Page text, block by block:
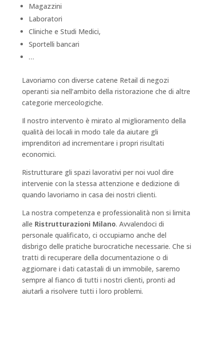
Magazzini
Laboratori
Cliniche e Studi Medici,
Sportelli bancari
…
Lavoriamo con diverse catene Retail di negozi
operanti sia nell’ambito della ristorazione che di altre
categorie merceologiche.
Il nostro intervento è mirato al miglioramento della
qualità dei locali in modo tale da aiutare gli
imprenditori ad incrementare i propri risultati
economici.
Ristrutturare gli spazi lavorativi per noi vuol dire
intervenie con la stessa attenzione e dedizione di
quando lavoriamo in casa dei nostri clienti.
La nostra competenza e professionalità non si limita
alle Ristrutturazioni Milano. Avvalendoci di
personale qualificato, ci occupiamo anche del
disbrigo delle pratiche burocratiche necessarie. Che si
tratti di recuperare della documentazione o di
aggiornare i dati catastali di un immobile, saremo
sempre al fianco di tutti i nostri clienti, pronti ad
aiutarli a risolvere tutti i loro problemi.